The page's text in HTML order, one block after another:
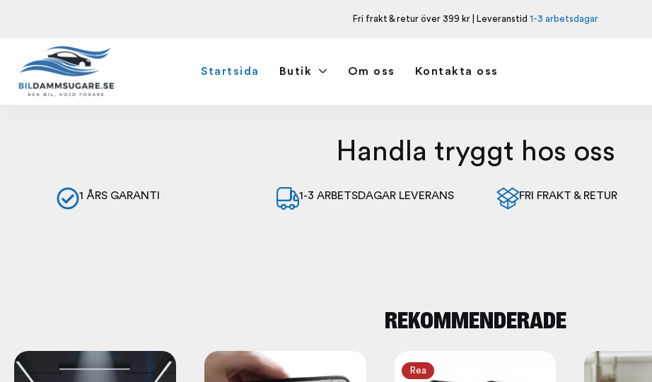
Fri frakt & retur över 399 kr | Leveranstid 1-3 arbetsdagar
Startsida Butik Om oss Kontakta oss
Handla tryggt hos oss
1 ÅRS GARANTI 1-3 ARBETSDAGAR LEVERANS FRI FRAKT & RETUR
REKOMMENDERADE
Rea